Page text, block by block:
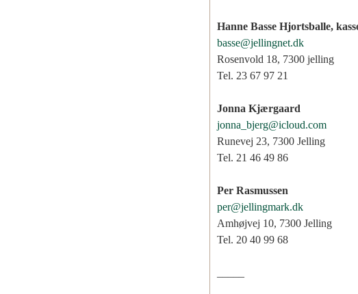
Hanne Basse Hjortsballe,
basse@jellingnet.dk
Rosenvold 18, 7300 jelling
Tel. 23 67 97 21
Jonna Kjærgaard
jonna_bjerg@icloud.com
Runevej 23, 7300 Jelling
Tel. 21 46 49 86
Per Rasmussen
per@jellingmark.dk
Amhøjvej 10, 7300 Jelling
Tel. 20 40 99 68